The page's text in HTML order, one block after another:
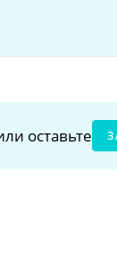
оставьте